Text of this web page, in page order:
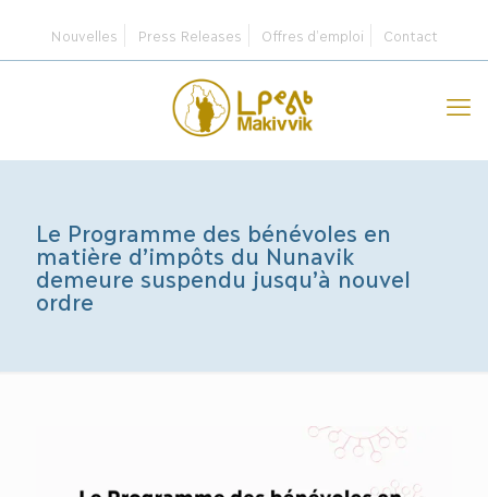
Nouvelles Press Releases Offres d’emploi Contact
Le Programme des bénévoles en
matière d’impôts du Nunavik
demeure suspendu jusqu’à nouvel
ordre